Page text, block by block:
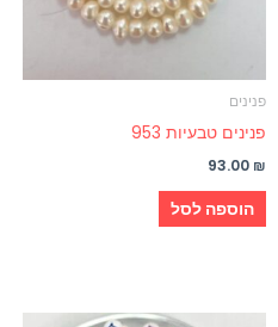
פנינים
פנינים טבעיות 953
93.00 ₪
הוספה לסל